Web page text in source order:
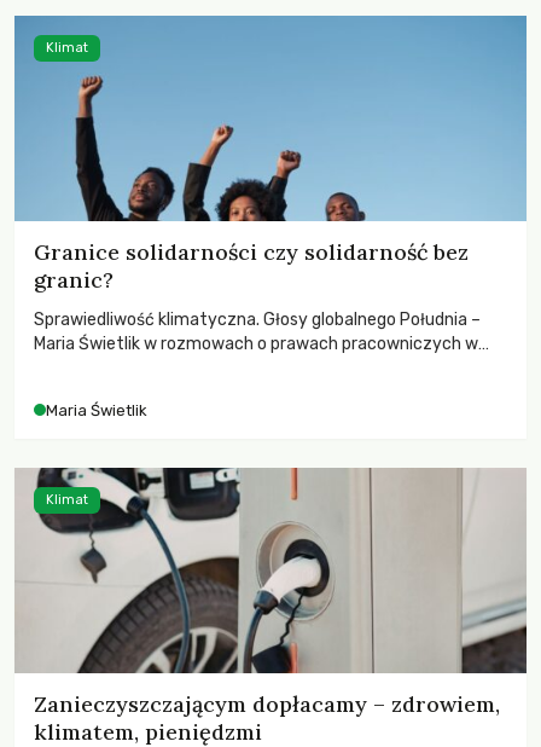
Granice solidarności czy solidarność bez
granic?
Sprawiedliwość klimatyczna. Głosy globalnego Południa –
Maria Świetlik w rozmowach o prawach pracowniczych w
Maria Świetlik
Klimat
Zanieczyszczającym dopłacamy – zdrowiem,
klimatem, pieniędzmi
Klimat